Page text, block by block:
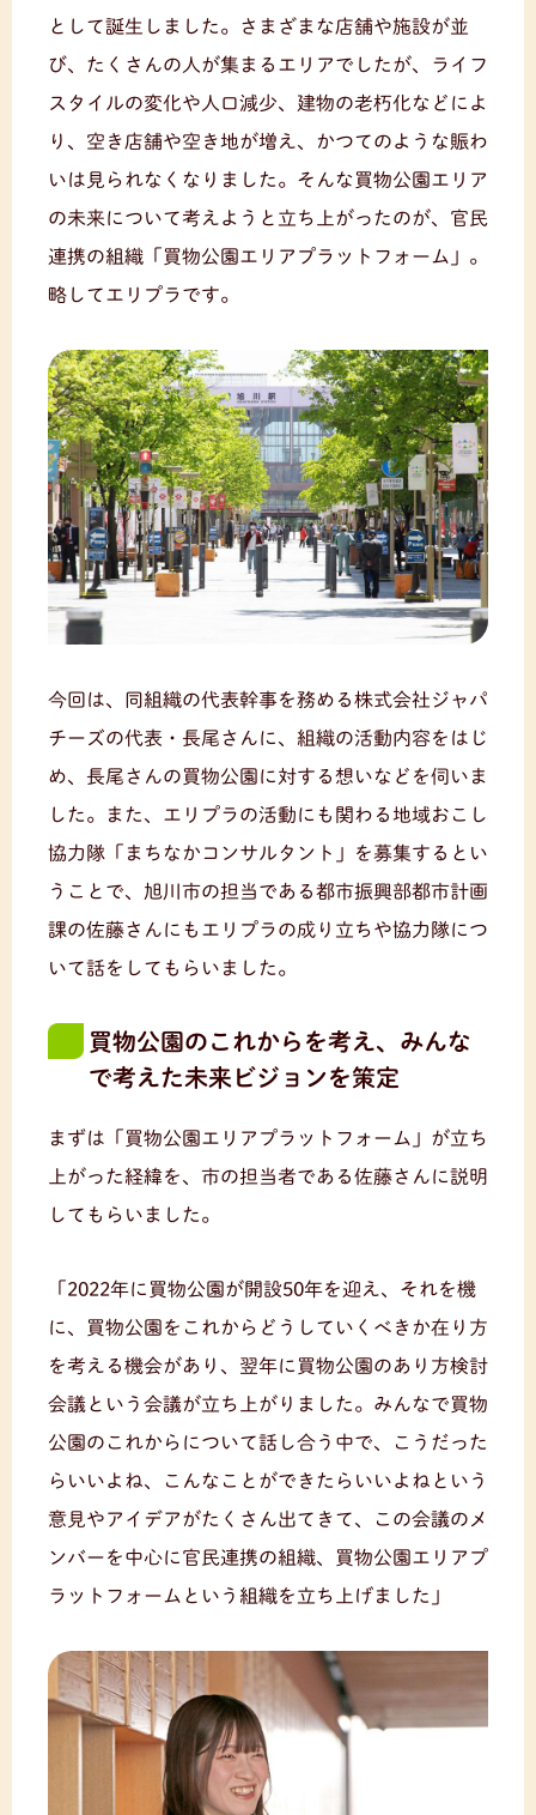
として誕生しました。さまざまな店舗や施設が並
び、たくさんの人が集まるエリアでしたが、ライフ
スタイルの変化や人口減少、建物の老朽化などによ
り、空き店舗や空き地が増え、かつてのような賑わ
いは見られなくなりました。そんな買物公園エリア
の未来について考えようと立ち上がったのが、官民
連携の組織「買物公園エリアプラットフォーム」。
略してエリプラです。
今回は、同組織の代表幹事を務める株式会社ジャパ
チーズの代表・長尾さんに、組織の活動内容をはじ
め、長尾さんの買物公園に対する想いなどを伺いま
した。また、エリプラの活動にも関わる地域おこし
協力隊「まちなかコンサルタント」を募集するとい
うことで、旭川市の担当である都市振興部都市計画
課の佐藤さんにもエリプラの成り立ちや協力隊につ
いて話をしてもらいました。
買物公園のこれからを考え、みんな
で考えた未来ビジョンを策定
まずは「買物公園エリアプラットフォーム」が立ち
上がった経緯を、市の担当者である佐藤さんに説明
してもらいました。
「2022年に買物公園が開設50年を迎え、それを機
に、買物公園をこれからどうしていくべきか在り方
を考える機会があり、翌年に買物公園のあり方検討
会議という会議が立ち上がりました。みんなで買物
公園のこれからについて話し合う中で、こうだった
らいいよね、こんなことができたらいいよねという
意見やアイデアがたくさん出てきて、この会議のメ
ンバーを中心に官民連携の組織、買物公園エリアプ
ラットフォームという組織を立ち上げました」